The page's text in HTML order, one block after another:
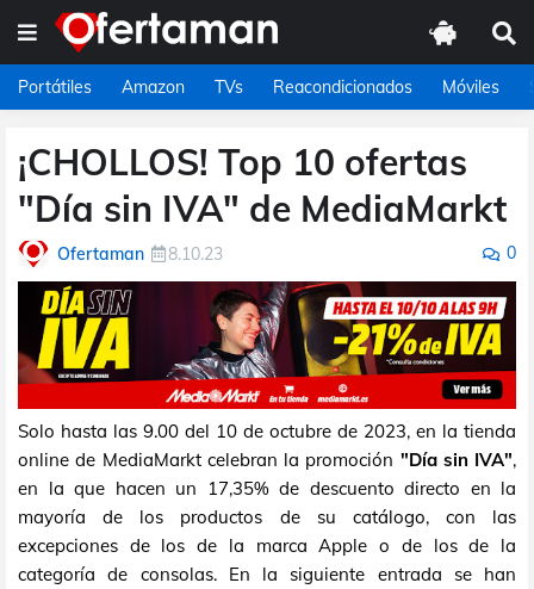
Portátiles Amazon TVs Reacondicionados Móviles
¡CHOLLOS! Top 10 ofertas
"Día sin IVA" de MediaMarkt
Ofertaman 8.10.23 0
Solo hasta las 9.00 del 10 de octubre de 2023, en la tienda
online de MediaMarkt celebran la promoción "Día sin IVA",
en la que hacen un 17,35% de descuento directo en la
mayoría de los productos de su catálogo, con las
excepciones de los de la marca Apple o de los de la
categoría de consolas. En la siguiente entrada se han